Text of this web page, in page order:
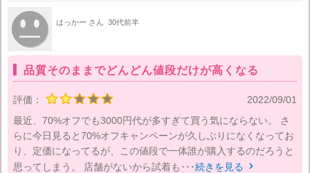
はっかー さん 30代前半
品質そのままでどんどん値段だけが高くなる
評価：
2022/09/01
最近、70%オフでも3000円代が多すぎて買う気にならない。 さ
らに今日見ると70%オフキャンペーンが久しぶりになくなってお
り、定価になってるが、この値段で一体誰が購入するのだろうと
思ってしまう。 店舗がないから試着も･･･続きを見る 